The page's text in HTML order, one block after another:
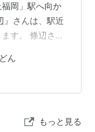
岡」駅へ向か
』さんは、駅近
す。 條辺さん
埼玉へ行くな
回訪れること
グループ
にお店へ到
ん
もっと見る